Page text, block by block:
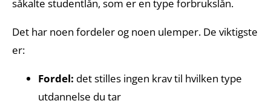
såkalte studentlån, som er en type forbrukslån.
Det har noen fordeler og noen ulemper. De viktigste
er:
Fordel: det stilles ingen krav til hvilken type
utdannelse du tar